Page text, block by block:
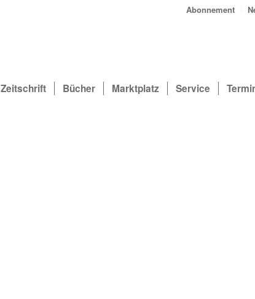
Abonnement
Zeitschrift Bücher Marktplatz Service